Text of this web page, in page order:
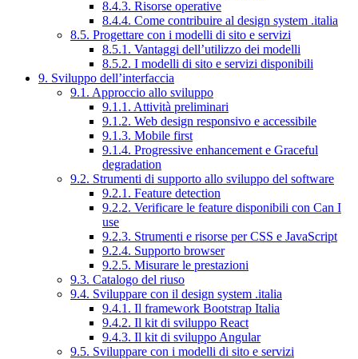
8.4.3. Risorse operative
8.4.4. Come contribuire al design system .italia
8.5. Progettare con i modelli di sito e servizi
8.5.1. Vantaggi dell’utilizzo dei modelli
8.5.2. I modelli di sito e servizi disponibili
9. Sviluppo dell’interfaccia
9.1. Approccio allo sviluppo
9.1.1. Attività preliminari
9.1.2. Web design responsivo e accessibile
9.1.3. Mobile first
9.1.4. Progressive enhancement e Graceful
degradation
9.2. Strumenti di supporto allo sviluppo del software
9.2.1. Feature detection
9.2.2. Verificare le feature disponibili con Can I
use
9.2.3. Strumenti e risorse per CSS e JavaScript
9.2.4. Supporto browser
9.2.5. Misurare le prestazioni
9.3. Catalogo del riuso
9.4. Sviluppare con il design system .italia
9.4.1. Il framework Bootstrap Italia
9.4.2. Il kit di sviluppo React
9.4.3. Il kit di sviluppo Angular
9.5. Sviluppare con i modelli di sito e servizi